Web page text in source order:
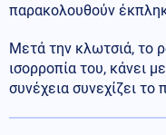
παρακολουθούν
Μετά την κλωτσιά, το
ισορροπία του, κάνει
συνέχεια συνεχίζει το